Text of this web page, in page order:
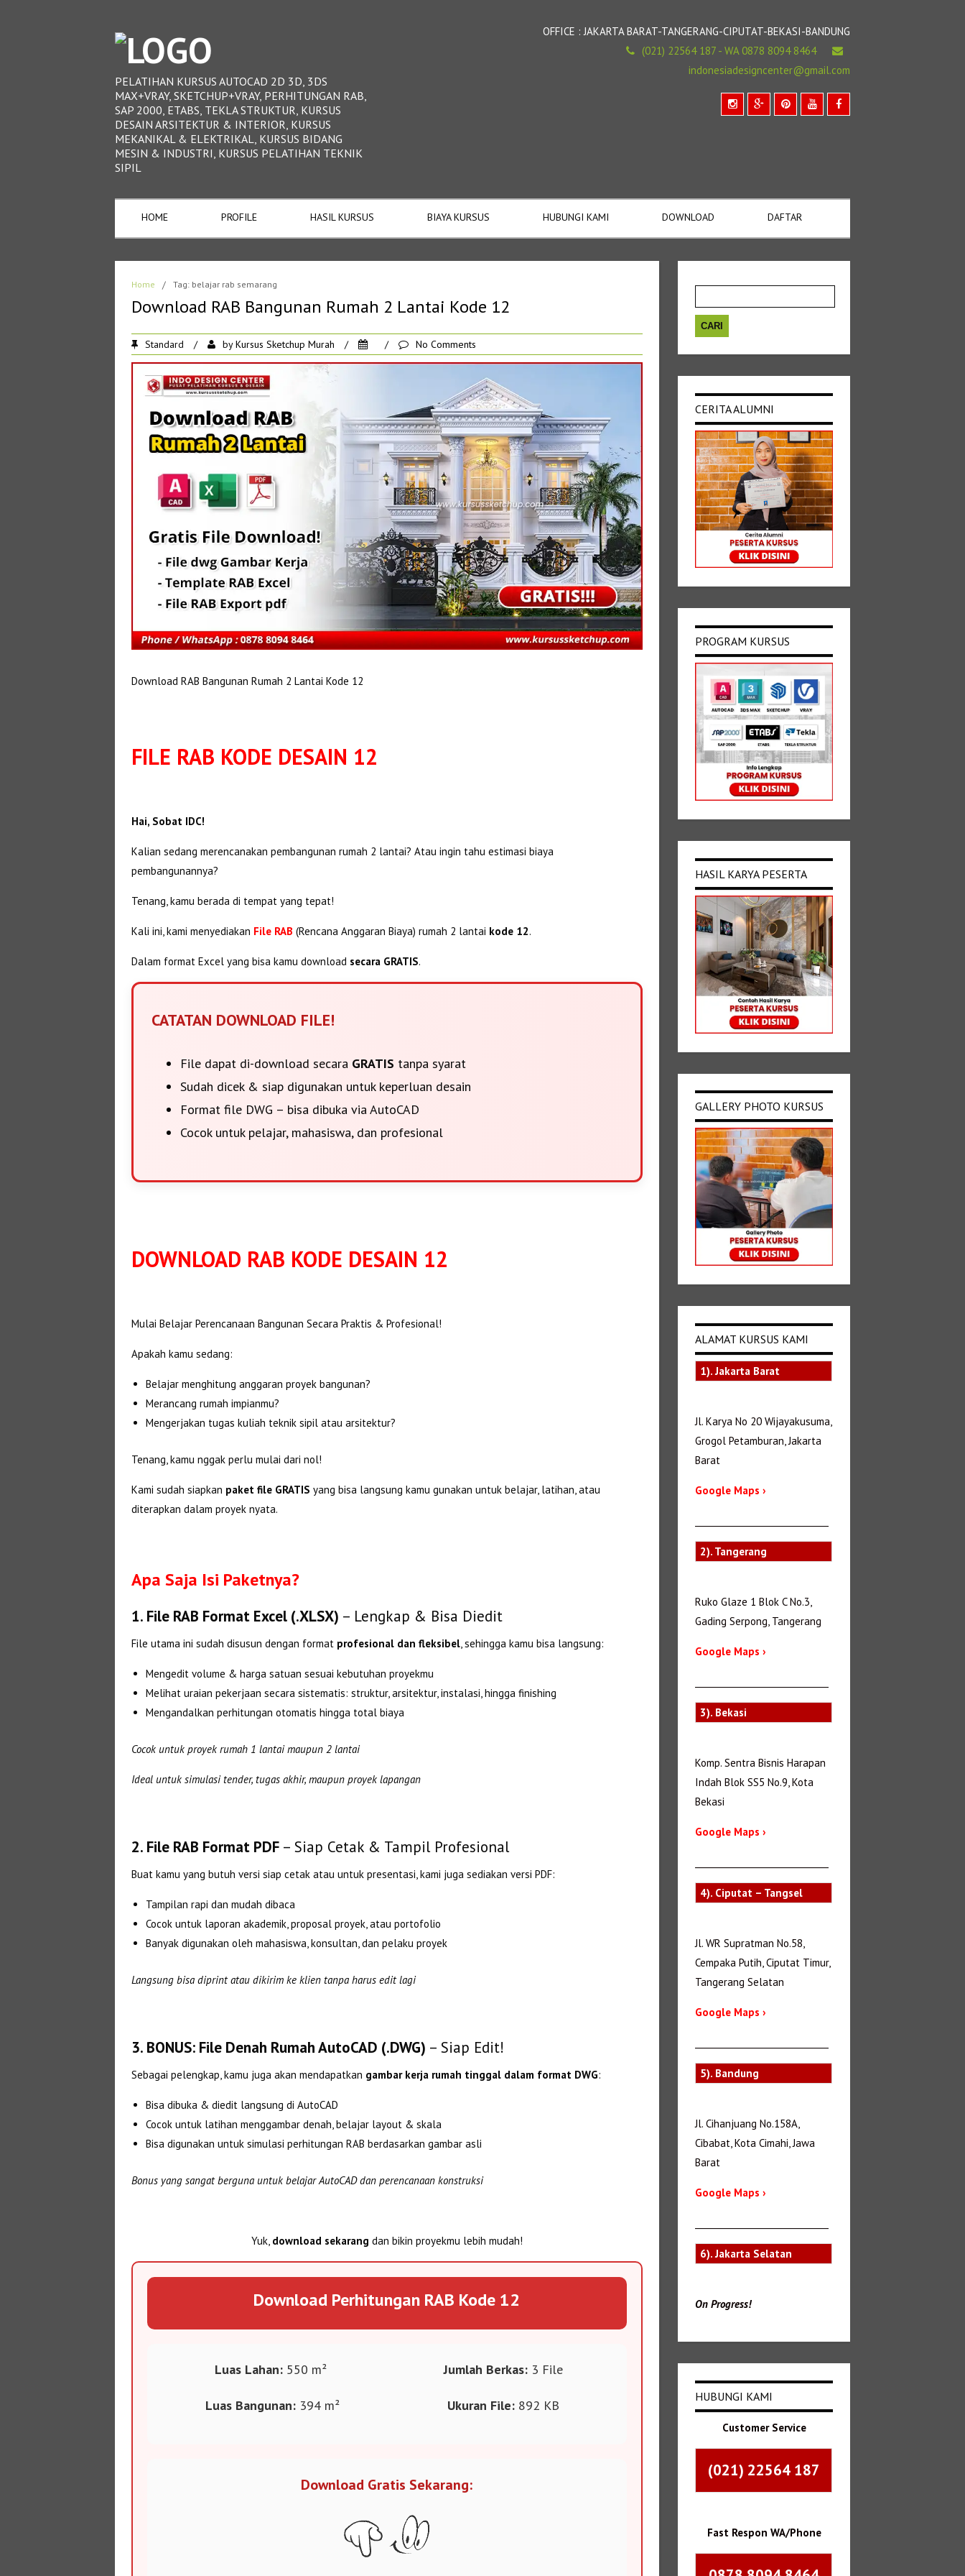
PELATIHAN KURSUS AUTOCAD 2D 3D, 3DS
MAX+VRAY, SKETCHUP+VRAY, PERHITUNGAN RAB,
SAP 2000, ETABS, TEKLA STRUKTUR, KURSUS
DESAIN ARSITEKTUR & INTERIOR, KURSUS
MEKANIKAL & ELEKTRIKAL, KURSUS BIDANG
MESIN & INDUSTRI, KURSUS PELATIHAN TEKNIK
SIPIL
OFFICE : JAKARTA BARAT-TANGERANG-CIPUTAT-BEKASI-BANDUNG
(021) 22564 187 - WA 0878 8094 8464
indonesiadesigncenter@gmail.com
HOME PROFILE HASIL KURSUS BIAYA KURSUS HUBUNGI KAMI DOWNLOAD DAFTAR
Home / Tag: belajar rab semarang
Download RAB Bangunan Rumah 2 Lantai Kode 12
Standard / byKursus Sketchup Murah / / No Comments
Download RAB Bangunan Rumah 2 Lantai Kode 12
FILE RAB KODE DESAIN 12
Hai, Sobat IDC!
Kalian sedang merencanakan pembangunan rumah 2 lantai? Atau ingin tahu estimasi biaya
pembangunannya?
Tenang, kamu berada di tempat yang tepat!
Kali ini, kami menyediakan File RAB (Rencana Anggaran Biaya) rumah 2 lantai kode 12.
Dalam format Excel yang bisa kamu download secara GRATIS.
CATATAN DOWNLOAD FILE!
File dapat di-download secara GRATIS tanpa syarat
Sudah dicek & siap digunakan untuk keperluan desain
Format file DWG – bisa dibuka via AutoCAD
Cocok untuk pelajar, mahasiswa, dan profesional
DOWNLOAD RAB KODE DESAIN 12
Mulai Belajar Perencanaan Bangunan Secara Praktis & Profesional!
Apakah kamu sedang:
Belajar menghitung anggaran proyek bangunan?
Merancang rumah impianmu?
Mengerjakan tugas kuliah teknik sipil atau arsitektur?
Tenang, kamu nggak perlu mulai dari nol!
Kami sudah siapkan paket file GRATIS yang bisa langsung kamu gunakan untuk belajar, latihan, atau
diterapkan dalam proyek nyata.
Apa Saja Isi Paketnya?
1. File RAB Format Excel (.XLSX) – Lengkap & Bisa Diedit
File utama ini sudah disusun dengan format profesional dan fleksibel, sehingga kamu bisa langsung:
Mengedit volume & harga satuan sesuai kebutuhan proyekmu
Melihat uraian pekerjaan secara sistematis: struktur, arsitektur, instalasi, hingga finishing
Mengandalkan perhitungan otomatis hingga total biaya
Cocok untuk proyek rumah 1 lantai maupun 2 lantai
Ideal untuk simulasi tender, tugas akhir, maupun proyek lapangan
2. File RAB Format PDF– Siap Cetak & Tampil Profesional
Buat kamu yang butuh versi siap cetak atau untuk presentasi, kami juga sediakan versi PDF:
Tampilan rapi dan mudah dibaca
Cocok untuk laporan akademik, proposal proyek, atau portofolio
Banyak digunakan oleh mahasiswa, konsultan, dan pelaku proyek
Langsung bisa diprint atau dikirim ke klien tanpa harus edit lagi
3. BONUS: File Denah Rumah AutoCAD (.DWG) – Siap Edit!
Sebagai pelengkap, kamu juga akan mendapatkan gambar kerja rumah tinggal dalam format DWG:
Bisa dibuka & diedit langsung di AutoCAD
Cocok untuk latihan menggambar denah, belajar layout & skala
Bisa digunakan untuk simulasi perhitungan RAB berdasarkan gambar asli
Bonus yang sangat berguna untuk belajar AutoCAD dan perencanaan konstruksi
Yuk, download sekarang dan bikin proyekmu lebih mudah!
Download Perhitungan RAB Kode 12
Luas Lahan:550 m²
Luas Bangunan:394 m²
Jumlah Berkas:3 File
Ukuran File:892 KB
Download Gratis Sekarang:
untuk:
CERITA ALUMNI
PROGRAM KURSUS
HASIL KARYA PESERTA
GALLERY PHOTO KURSUS
ALAMAT KURSUS KAMI
1). Jakarta Barat
Jl. Karya No 20 Wijayakusuma,
Grogol Petamburan, Jakarta
Barat
Google Maps ›
2). Tangerang
Ruko Glaze 1 Blok C No.3,
Gading Serpong, Tangerang
Google Maps ›
3). Bekasi
Komp. Sentra Bisnis Harapan
Indah Blok SS5 No.9, Kota
Bekasi
Google Maps ›
4). Ciputat – Tangsel
Jl. WR Supratman No.58,
Cempaka Putih, Ciputat Timur,
Tangerang Selatan
Google Maps ›
5). Bandung
Jl. Cihanjuang No.158A,
Cibabat, Kota Cimahi, Jawa
Barat
Google Maps ›
6). Jakarta Selatan
On Progress!
HUBUNGI KAMI
Customer Service
(021) 22564 187
Fast Respon WA/Phone